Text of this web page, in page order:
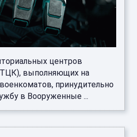
центров
выполняющих на
принудительно
в Вооруженные ...